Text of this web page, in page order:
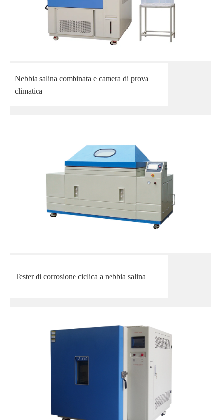
Nebbia salina combinata e camera di prova
climatica
Tester di corrosione ciclica a nebbia salina